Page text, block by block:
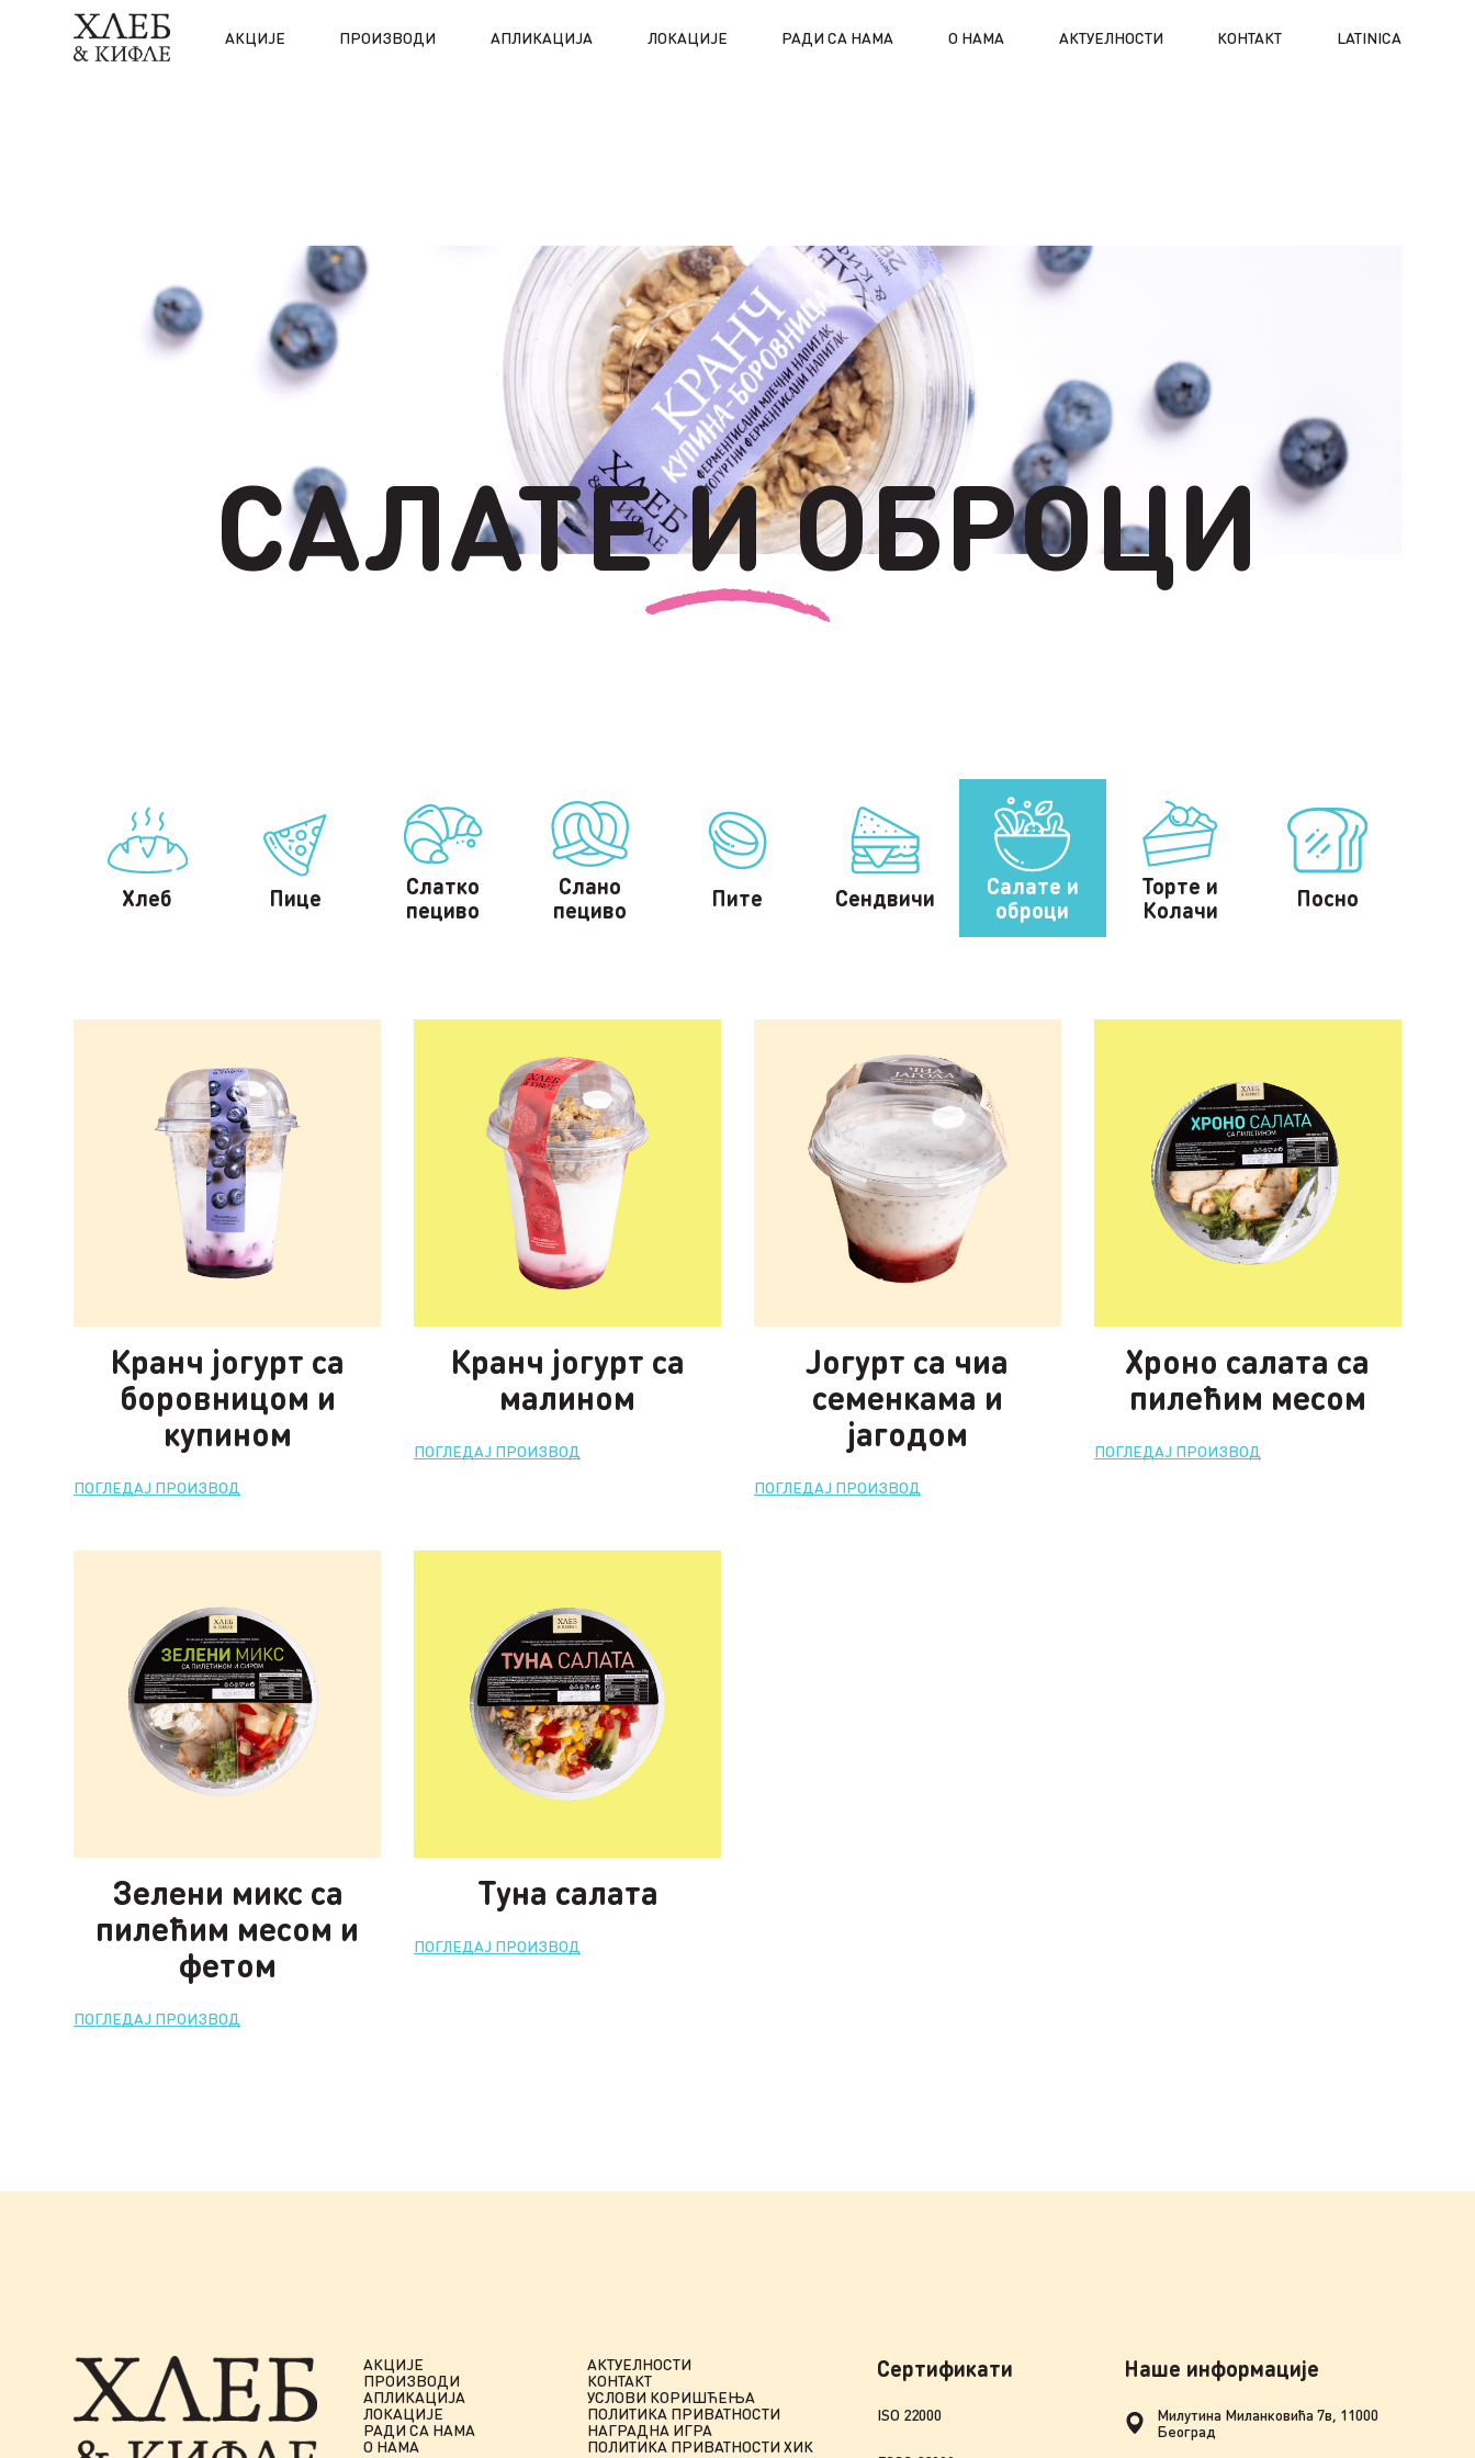
АКЦИЈЕ ПРОИЗВОДИ АПЛИКАЦИЈА ЛОКАЦИЈЕ РАДИ СА НАМА О НАМА АКТУЕЛНОСТИ КОНТАКТ LATINICA
САЛАТЕ И ОБРОЦИ
Хлеб Пице
Слатко
пецивo
Слано
пециво
Пите Сендвичи
Салате и
оброци
Торте и
Колачи
Посно
Кранч јогурт са
боровницом и
купином
ПОГЛЕДАЈ ПРОИЗВОД
Кранч јогурт са
малином
ПОГЛЕДАЈ ПРОИЗВОД
Јогурт са чиа
семенкама и
јагодом
ПОГЛЕДАЈ ПРОИЗВОД
Хроно салата са
пилећим месом
ПОГЛЕДАЈ ПРОИЗВОД
Зелени микс са
пилећим месом и
фетом
ПОГЛЕДАЈ ПРОИЗВОД
Туна салата
ПОГЛЕДАЈ ПРОИЗВОД
АКЦИЈЕ
ПРОИЗВОДИ
АПЛИКАЦИЈА
ЛОКАЦИЈЕ
РАДИ СА НАМА
О НАМА
АКТУЕЛНОСТИ
КОНТАКТ
УСЛОВИ КОРИШЋЕЊА
ПОЛИТИКА ПРИВАТНОСТИ
НАГРАДНА ИГРА
ПОЛИТИКА ПРИВАТНОСТИ ХИК
Сертификати
ISO 22000
Наше информације
Милутина Миланковића 7в, 11000
Београд